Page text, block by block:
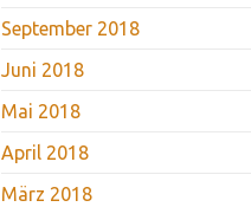
September 2018
Juni 2018
Mai 2018
April 2018
März 2018